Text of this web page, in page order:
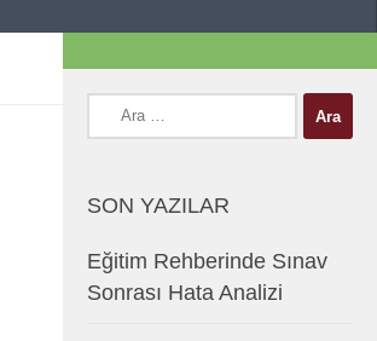
Arama:
SON YAZILAR
Eğitim Rehberinde Sınav
Sonrası Hata Analizi